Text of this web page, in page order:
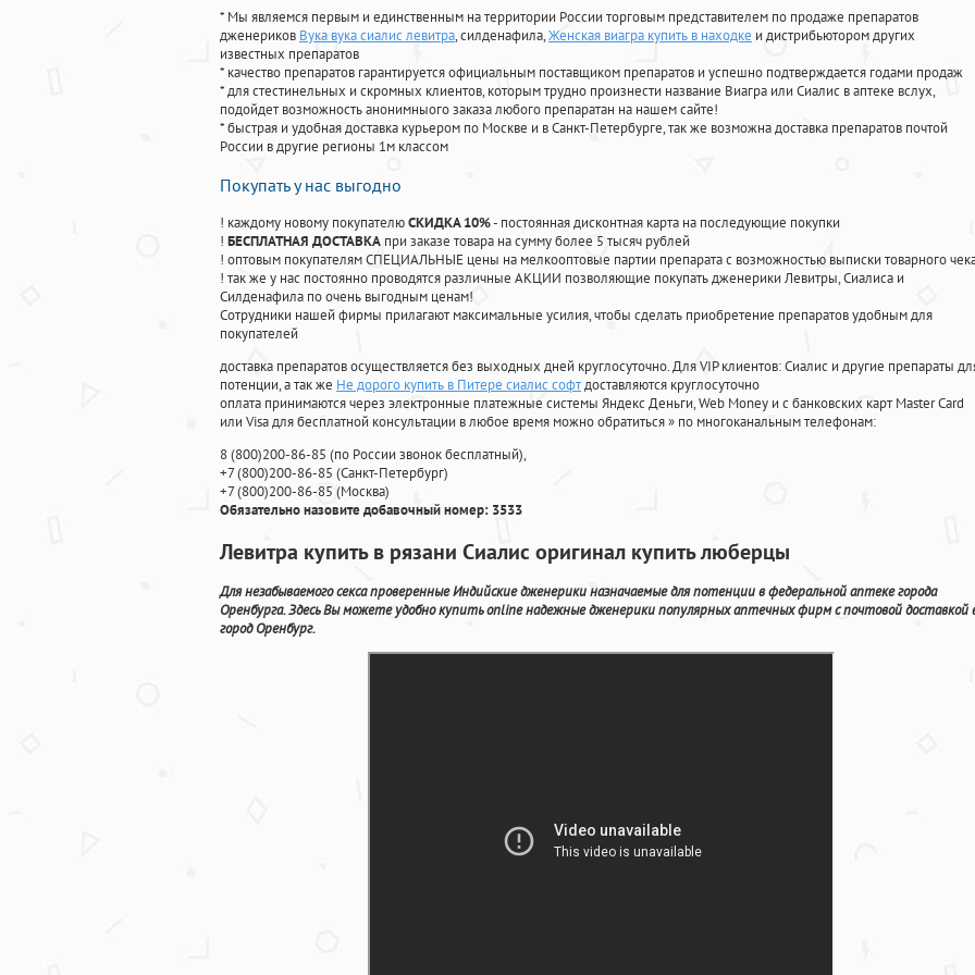
* Мы являемся первым и единственным на территории России торговым представителем по продаже препаратов
дженериков Вука вука сиалис левитра, силденафила,Женская виагра купить в находке и дистрибьютором других
известных препаратов
* качество препаратов гарантируется официальным поставщиком препаратов и успешно подтверждается годами продаж
* для стестинельных и скромных клиентов, которым трудно произнести название Виагра или Сиалис в аптеке вслух,
подойдет возможность анонимныого заказа любого препаратан на нашем сайте!
* быстрая и удобная доставка курьером по Москве и в Санкт-Петербурге, так же возможна доставка препаратов почтой
России в другие регионы 1м классом
Покупать у нас выгодно
! каждому новому покупателюСКИДКА 10%- постоянная дисконтная карта на последующие покупки
! БЕСПЛАТНАЯ ДОСТАВКА при заказе товара на сумму более 5 тысяч рублей
! оптовым покупателям СПЕЦИАЛЬНЫЕ цены на мелкооптовые партии препарата с возможностью выписки товарного
! так же у нас постоянно проводятся различные АКЦИИ позволяющие покупать дженерики Левитры, Сиалиса и
Силденафила по очень выгодным ценам!
Cотрудники нашей фирмы прилагают максимальные усилия, чтобы сделать приобретение препаратов удобным для
покупателей
доставка препаратов осуществляется без выходных дней круглосуточно. Для VIP клиентов: Сиалис и другие препараты
потенции, а так же Не дорого купить в Питере сиалис софтдоставляются круглосуточно
оплата принимаются через электронные платежные системы Яндекс Деньги, Web Money и с банковских карт Master Card
или Visa для бесплатной консультации в любое время можно обратиться» по многоканальным телефонам:
8(800)200-86-85 (по России звонок бесплатный),
+7(800)200-86-85 (Санкт-Петербург)
+7(800)200-86-85 (Москва)
Обязательно назовите добавочный номер: 3533
Левитра купить в рязани Сиалис оригинал купить люберцы
Для незабываемого секса проверенные Индийские дженерики назначаемые для потенции в федеральной аптеке города
Оренбурга. Здесь Вы можете удобно купить online надежные дженерики популярных аптечных фирм с почтовой доставкой
город Оренбург.